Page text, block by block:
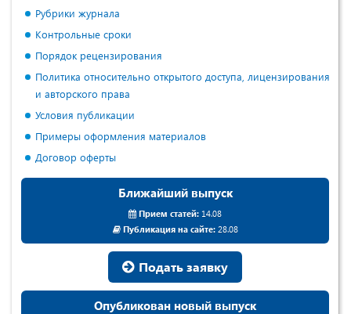
Рубрики журнала
Контрольные сроки
Порядок рецензирования
Политика относительно открытого доступа, лицензирования
и авторского права
Условия публикации
Примеры оформления материалов
Договор оферты
Ближайший выпуск
Прием статей: 14.08
Публикация на сайте:28.08
Подать заявку
Опубликован новый выпуск